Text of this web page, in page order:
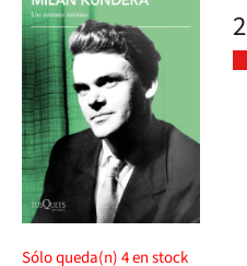
Sólo queda(n)4en stock